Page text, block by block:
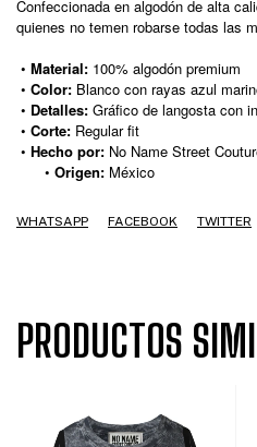
Confeccionada en algodón de alta
quienes no temen robarse todas las
• Material: 100% algodón premium
• Color: Blanco con rayas azul
• Detalles: Gráfico de langosta con
• Corte: Regular fit
• Hecho por: No Name Street
• Origen: México
WHATSAPP FACEBOOK TWITTER
PRODUCTOS